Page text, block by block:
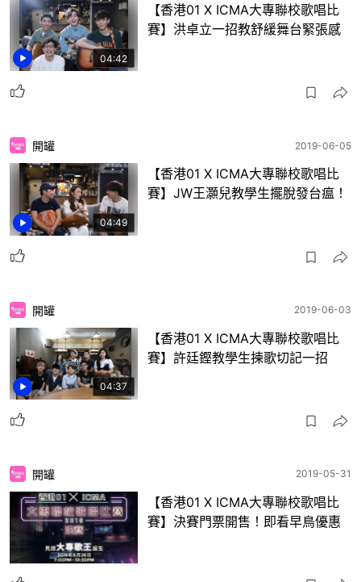
04:42
【香港01 X ICMA大專聯校歌唱比
賽】洪卓立一招教舒緩舞台緊張感
04:49
開罐 2019-06-05
【香港01 X ICMA大專聯校歌唱比
賽】JW王灝兒教學生擺脫發台瘟！
04:37
開罐 2019-06-03
【香港01 X ICMA大專聯校歌唱比
賽】許廷鏗教學生揀歌切記一招
開罐 2019-05-31
【香港01 X ICMA大專聯校歌唱比
賽】決賽門票開售！即看早鳥優惠